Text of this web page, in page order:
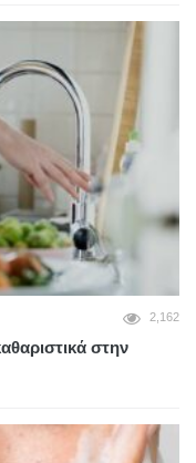
2,162
στην